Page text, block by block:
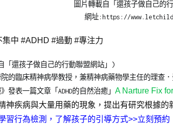
圖片轉載自「還孩子做自己的
網址:https://
集中 #ADHD #過動 #專注力
「還孩子做自己的行動聯盟網站」)
的臨床精神病學教授，兼精神病藥物學主任的理查
發表一篇文章「ADHD的自然治癒」 A Narture Fix
神疾病與大量用藥的現象，提出有研究根據的
習行為檢測，了解孩子的引導方式>>立刻預約